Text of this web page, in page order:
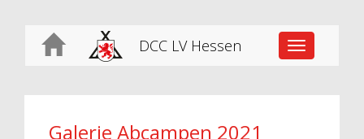
Toggle
DCC LV Hessen
Galerie Abcampen 2021